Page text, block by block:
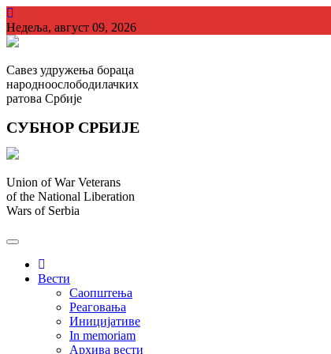
Skip
to
content
Недеља, август 09, 2026
Савез удружења бораца
народноослободилачких
ратова Србије
СУБНОР СРБИЈЕ
Union of War Veterans
of the National Liberation
Wars of Serbia
Вести
Саопштења
Реаговања
Иницијативе
In memoriam
Архива вести